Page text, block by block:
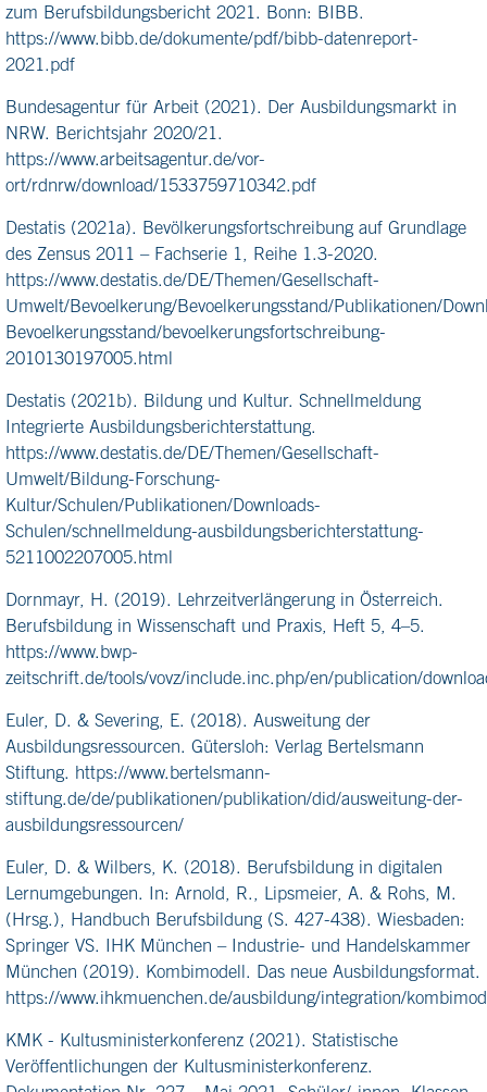
zum Berufsbildungsbericht 2021. Bonn: BIBB.
https://www.bibb.de/dokumente/pdf/bibb-datenreport-
2021.pdf
Bundesagentur für Arbeit (2021). Der Ausbildungsmarkt in
NRW. Berichtsjahr 2020/21.
https://www.arbeitsagentur.de/vor-
ort/rdnrw/download/1533759710342.pdf
Destatis (2021a). Bevölkerungsfortschreibung auf Grundlage
des Zensus 2011 – Fachserie 1, Reihe 1.3-2020.
https://www.destatis.de/DE/Themen/Gesellschaft-
Umwelt/Bevoelkerung/Bevoelkerungsstand/Publikationen/
Bevoelkerungsstand/bevoelkerungsfortschreibung-
2010130197005.html
Destatis (2021b). Bildung und Kultur. Schnellmeldung
Integrierte Ausbildungsberichterstattung.
https://www.destatis.de/DE/Themen/Gesellschaft-
Umwelt/Bildung-Forschung-
Kultur/Schulen/Publikationen/Downloads-
Schulen/schnellmeldung-ausbildungsberichterstattung-
5211002207005.html
Dornmayr, H. (2019). Lehrzeitverlängerung in Österreich.
Berufsbildung in Wissenschaft und Praxis, Heft 5, 4–5.
https://www.bwp-
zeitschrift.de/tools/vovz/include.inc.php/en/publication/
Euler, D. & Severing, E. (2018). Ausweitung der
Ausbildungsressourcen. Gütersloh: Verlag Bertelsmann
Stiftung. https://www.bertelsmann-
stiftung.de/de/publikationen/publikation/did/ausweitung-der-
ausbildungsressourcen/
Euler, D. & Wilbers, K. (2018). Berufsbildung in digitalen
Lernumgebungen. In: Arnold, R., Lipsmeier, A. & Rohs, M.
(Hrsg.), Handbuch Berufsbildung (S. 427-438). Wiesbaden:
Springer VS. IHK München – Industrie- und Handelskammer
München (2019). Kombimodell. Das neue Ausbildungsformat.
https://www.ihkmuenchen.de/ausbildung/integration/
KMK - Kultusministerkonferenz (2021). Statistische
Veröffentlichungen der Kultusministerkonferenz.